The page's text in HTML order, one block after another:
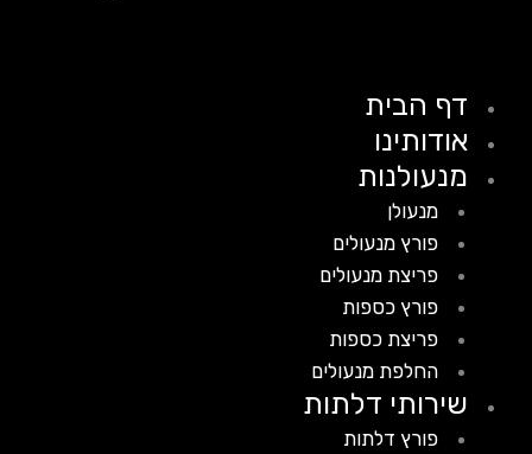
דף הבית
אודותינו
מנעולנות
מנעולן
פורץ מנעולים
פריצת מנעולים
פורץ כספות
פריצת כספות
החלפת מנעולים
שירותי דלתות
פורץ דלתות